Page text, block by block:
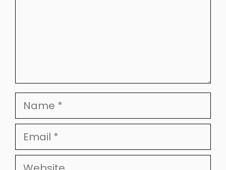
Name
Email
Website